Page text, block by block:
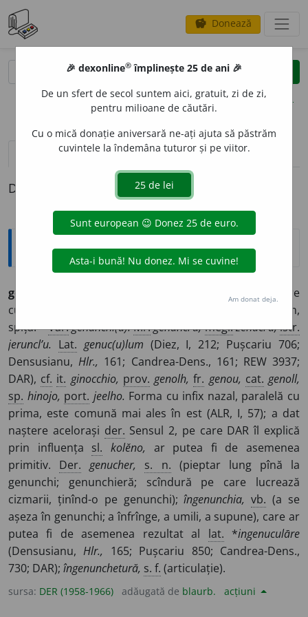
savings Donează
clear
opțiuni
definiții (1) pronunțievolume_up (1)
Definiția cu ID-ul 498183:
Etimologice
gen
Parte a piciorului care
cuprinde articulația femurului cu tibia. –
) Neam,
spiță. –Var.genunchi(u).Mr.genuncl’u,megl.zenucl’u,istr.
jeruncl’u. Lat. genuc(u)lum (Diez, I, 212; Pușcariu 706;
Densusianu,Hlr., 161; Candrea-Dens., 161; REW 3937;
DAR), cf. it. ginocchio, prov. genolh, fr. genou, cat. genoll,
sp. hinojo, port. jeelho. Forma cu infix nazal, paralelă cu
prima, este comună mai ales în est (ALR, I, 57); a dat
naștere acelorași der. Sensul 2, pe care DAR îl explică
prin influența sl. kolĕno, ar putea fi de asemenea
primitiv. Der. genucher, s. n. (pieptar lung pînă la
genunchi; genunchieră; scîndură pe care lucrează
cizmarii, ținînd-o pe genunchi);îngenunchia, vb. (a se
așeza în genunchi; a înfrînge, a umili, a supune), care ar
putea fi de asemenea rezultat al lat. *ingenuculāre
(Densusianu,Hlr., 165; Pușcariu 850; Candrea-Dens.,
730; DAR); îngenunchetură, s. f. (articulație).
sursa: DER (1958-1966) adăugată de blaurb. acțiuni
🎉 dexonline® împlinește 25 de ani 🎉
De un sfert de secol suntem aici, gratuit, zi de zi,
pentru milioane de căutări.
Cu o mică donație aniversară ne-ați ajuta să păstrăm
cuvintele la îndemâna tuturor și pe viitor.
Am donat deja.